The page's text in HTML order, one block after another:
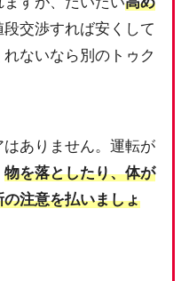
段交渉すれば安くして
ないなら別のトゥク
ありません。 運転が
物を落としたり、体が
注意を払いましょ